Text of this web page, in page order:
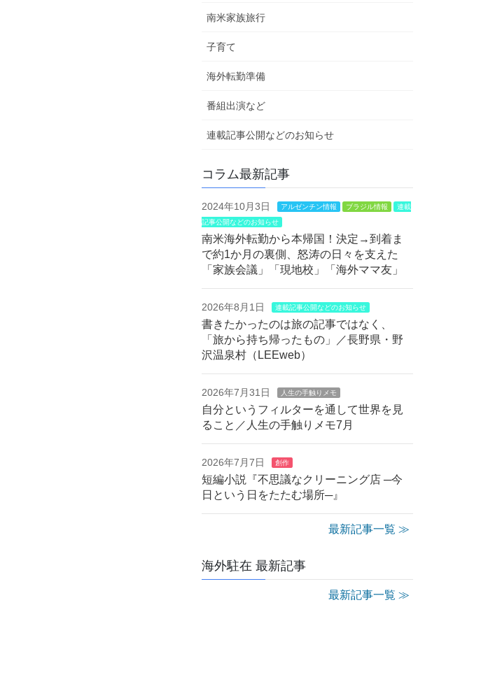
南米家族旅行
子育て
海外転勤準備
番組出演など
連載記事公開などのお知らせ
コラム最新記事
2024年10月3日 アルゼンチン情報 ブラジル情報
連載
記事公開などのお知らせ
南米海外転勤から本帰国！決定→到着ま
で約1か月の裏側、怒涛の日々を支えた
「家族会議」「現地校」「海外ママ友」
2026年8月1日 連載記事公開などのお知らせ
書きたかったのは旅の記事ではなく、
「旅から持ち帰ったもの」／長野県・野
沢温泉村（LEEweb）
2026年7月31日 人生の手触りメモ
自分というフィルターを通して世界を見
ること／人生の手触りメモ7月
2026年7月7日 創作
短編小説『不思議なクリーニング店 ─今
日という日をたたむ場所─』
最新記事一覧 ≫
海外駐在 最新記事
最新記事一覧 ≫